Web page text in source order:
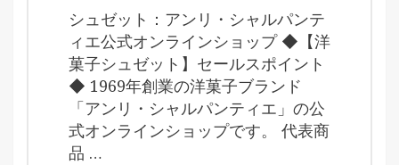
シュゼット：アンリ・シャルパンテ
ィエ公式オンラインショップ ◆【洋
菓子シュゼット】セールスポイント
◆ 1969年創業の洋菓子ブランド
「アンリ・シャルパンティエ」の公
式オンラインショップです。 代表商
品 …